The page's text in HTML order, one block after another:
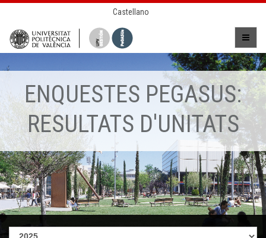
Castellano
ENQUESTES PEGASUS:
RESULTATS D'UNITATS